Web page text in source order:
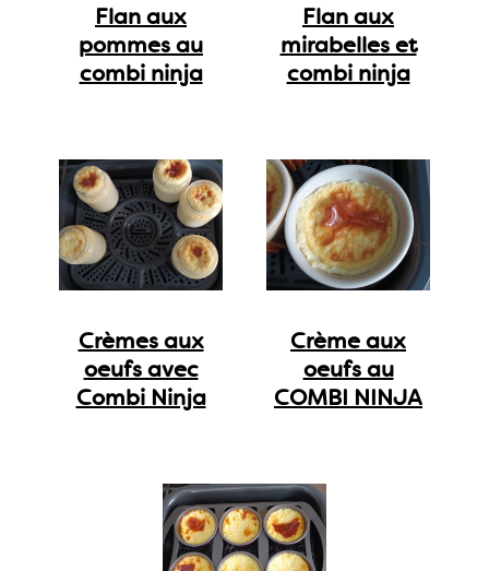
Flan aux
pommes au
combi ninja
Flan aux
mirabelles et
combi ninja
Crèmes aux
oeufs avec
Combi Ninja
Crème aux
oeufs au
COMBI NINJA